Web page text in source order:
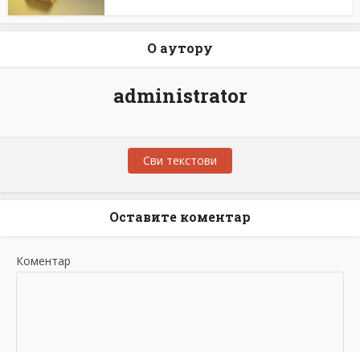
О аутору
administrator
Сви текстови
Оставите коментар
Коментар